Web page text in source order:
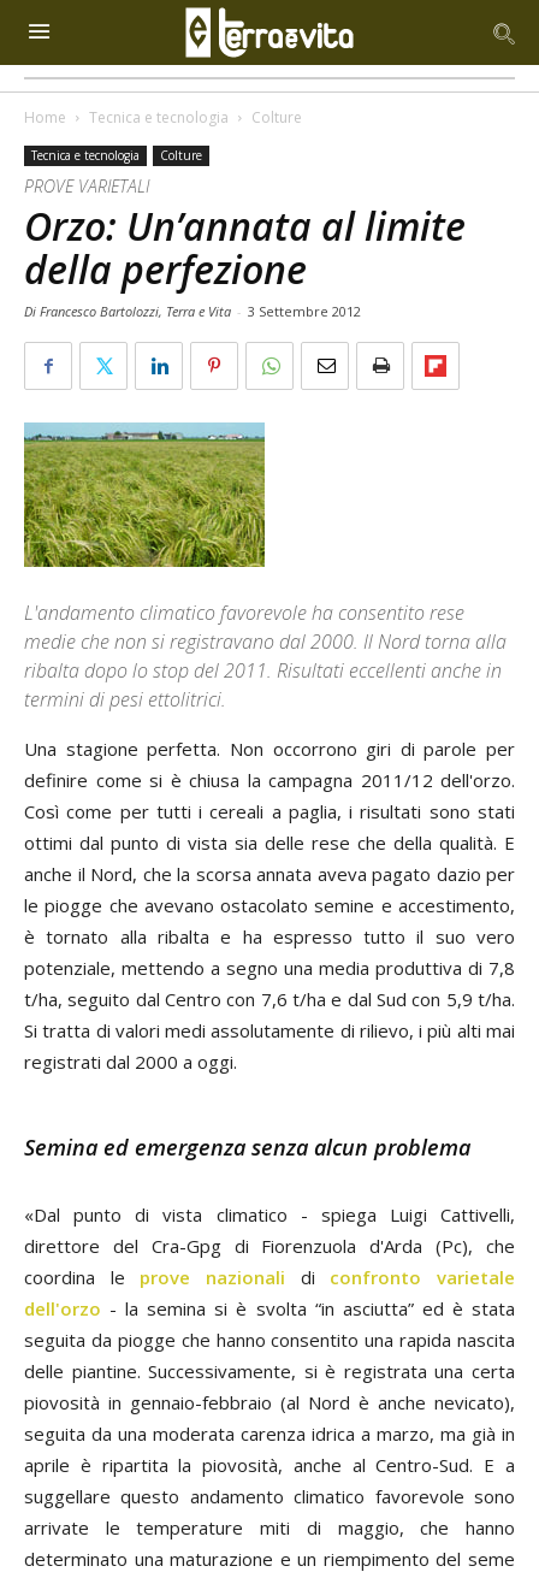
Home Tecnica e tecnologia Colture
Tecnica e tecnologia Colture
PROVE VARIETALI
Orzo: Un’annata al limite
della perfezione
Di Francesco Bartolozzi, Terra e Vita - 3 Settembre 2012
L'andamento climatico favorevole ha consentito rese
medie che non si registravano dal 2000. Il Nord torna alla
ribalta dopo lo stop del 2011. Risultati eccellenti anche in
termini di pesi ettolitrici.
Una stagione perfetta. Non occorrono giri di parole per
definire come si è chiusa la campagna 2011/12 dell'orzo.
Così come per tutti i cereali a paglia, i risultati sono stati
ottimi dal punto di vista sia delle rese che della qualità. E
anche il Nord, che la scorsa annata aveva pagato dazio per
le piogge che avevano ostacolato semine e accestimento,
è tornato alla ribalta e ha espresso tutto il suo vero
potenziale, mettendo a segno una media produttiva di 7,8
t/ha, seguito dal Centro con 7,6 t/ha e dal Sud con 5,9 t/ha.
Si tratta di valori medi assolutamente di rilievo, i più alti mai
registrati dal 2000 a oggi.
Semina ed emergenza senza alcun problema
«Dal punto di vista climatico - spiega Luigi Cattivelli,
direttore del Cra-Gpg di Fiorenzuola d'Arda (Pc), che
coordina le prove nazionali di confronto varietale
dell'orzo - la semina si è svolta “in asciutta” ed è stata
seguita da piogge che hanno consentito una rapida nascita
delle piantine. Successivamente, si è registrata una certa
piovosità in gennaio-febbraio (al Nord è anche nevicato),
seguita da una moderata carenza idrica a marzo, ma già in
aprile è ripartita la piovosità, anche al Centro-Sud. E a
suggellare questo andamento climatico favorevole sono
arrivate le temperature miti di maggio, che hanno
determinato una maturazione e un riempimento del seme